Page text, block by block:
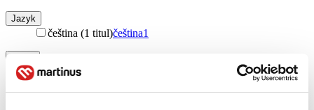
Jazyk
čeština (1 titul)čeština1
satira (1 titul)